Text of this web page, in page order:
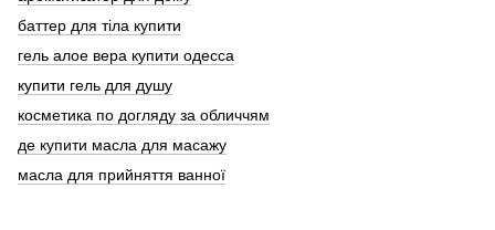
баттер для тіла купити
гель алое вера купити одесса
купити гель для душу
косметика по догляду за обличчям
де купити масла для масажу
масла для прийняття ванної